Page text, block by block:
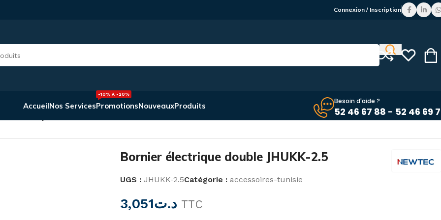
Connexion / Inscription
AccueilNos ServicesPromotions
-10% À -20%
NouveauxProduits Besoin d'aide ?
52 46 67 88 - 52 46 69
Bornier électrique double JHUKK-2.5
UGS : JHUKK-2.5Catégorie : accessoires-tunisie
د.ت3,051 TTC